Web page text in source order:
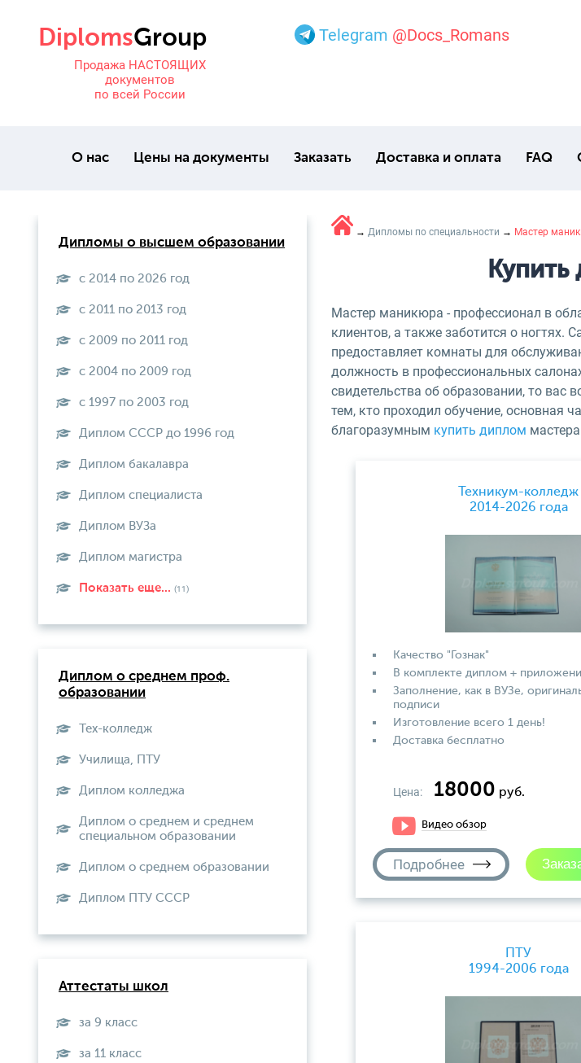
Продажа НАСТОЯЩИХ
документов
по всей России
Telegram @Docs_Romans
О нас Цены на документы Заказать Доставка и оплата FAQ
→ Дипломы по специальности → Мастер
Мастер маникюра - профессионал в
клиентов, а также заботится о ногтях.
предоставляет комнаты для
должность в профессиональных
свидетельства об образовании, то вас
тем, кто проходил обучение, основная
благоразумным купить диплом
Техникум-колледж
2014-2026 года
Качество "Гознак"
В комплекте диплом +
Заполнение, как в ВУЗе,
подписи
Изготовление всего 1 день!
Доставка бесплатно
Цена: 18000 руб.
Видео обзор
Подробнее
ПТУ
1994-2006 года
Дипломы о высшем образовании
с 2014 по 2026 год
с 2011 по 2013 год
с 2009 по 2011 год
с 2004 по 2009 год
с 1997 по 2003 год
Диплом СССР до 1996 год
Диплом бакалавра
Диплом специалиста
Диплом ВУЗа
Диплом магистра
Показать еще... (11)
Диплом о среднем проф.
образовании
Тех-колледж
Училища, ПТУ
Диплом колледжа
Диплом о среднем и среднем
специальном образовании
Диплом о среднем образовании
Диплом ПТУ СССР
Аттестаты школ
за 9 класс
за 11 класс